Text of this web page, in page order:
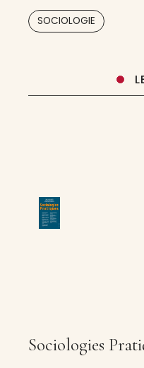
ses concepts et
revendique
SOCIOLOGIE
Sociologies